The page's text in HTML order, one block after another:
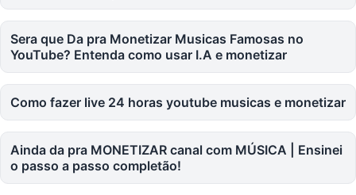
Sera que Da pra Monetizar Musicas Famosas no
YouTube? Entenda como usar I.A e monetizar
Como fazer live 24 horas youtube musicas e monetizar
Ainda da pra MONETIZAR canal com MÚSICA | Ensinei
o passo a passo completão!